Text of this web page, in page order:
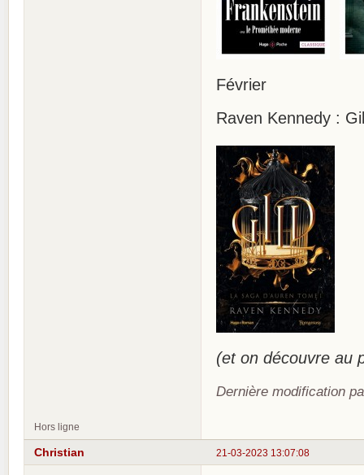
Février
Raven Kennedy :
(et on découvre au
Dernière modification
Hors ligne
21-03-2023 13:07:08
Christian